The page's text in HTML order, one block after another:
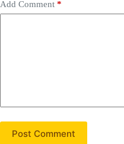
Add Comment *
Post Comment